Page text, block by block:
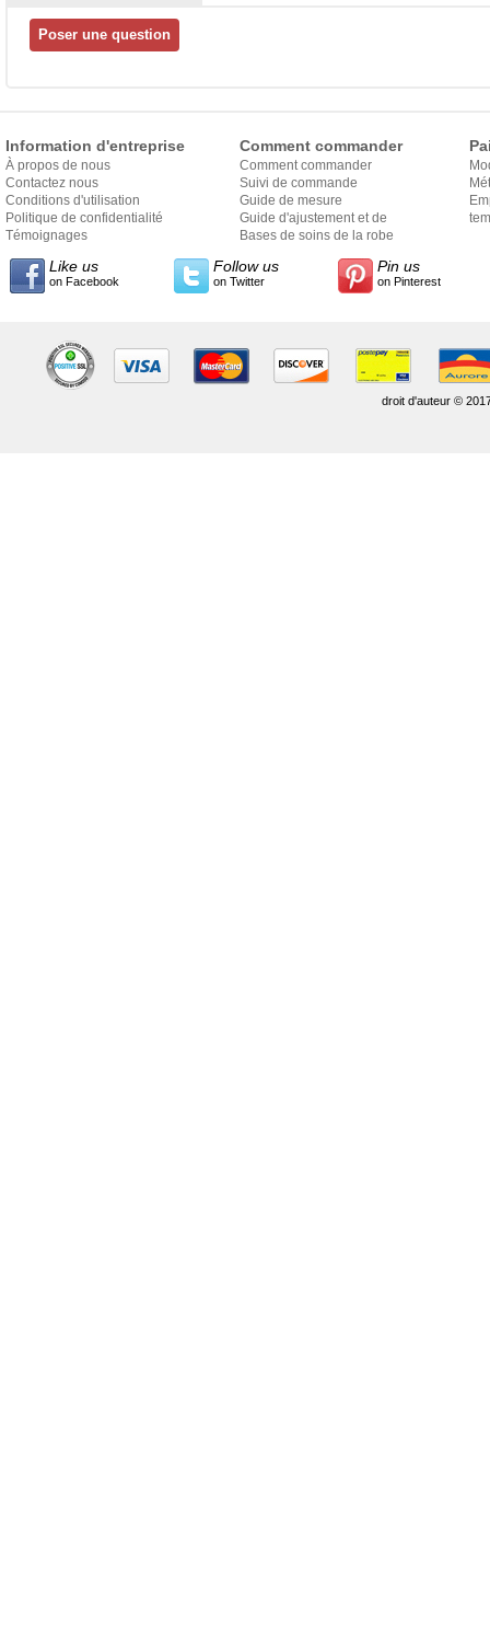
Information d'entreprise
À propos de nous
Contactez nous
Conditions d'utilisation
Politique de confidentialité
Témoignages
Comment commander
Comment commander
Suivi de commande
Guide de mesure
Guide d'ajustement et de
style
Bases de soins de la robe
Like us
on Facebook
Follow us
on Twitter
Pin us
on Pinterest
droit d'auteur ©